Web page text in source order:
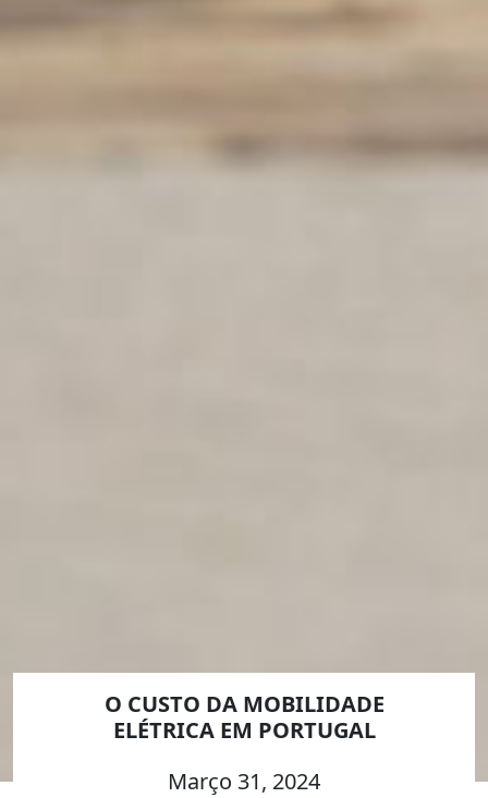
O CUSTO DA MOBILIDADE
ELÉTRICA EM PORTUGAL
Março 31, 2024